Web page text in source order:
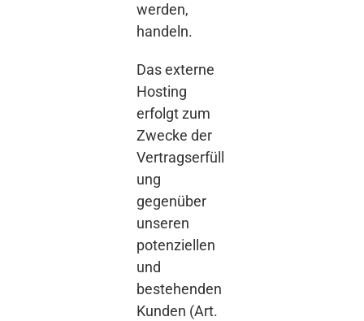
werden,
handeln.
Das externe
Hosting
erfolgt zum
Zwecke der
Vertragserfüll
ung
gegenüber
unseren
potenziellen
und
bestehenden
Kunden (Art.